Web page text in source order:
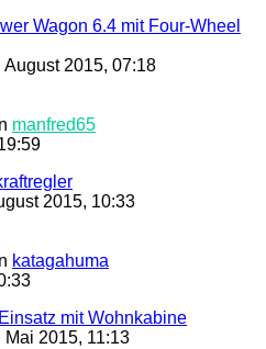
Wagon 6.4 mit Four-Wheel
August 2015, 07:18
manfred65
2015, 10:33
katagahuma
mit Wohnkabine
Mai 2015, 11:13